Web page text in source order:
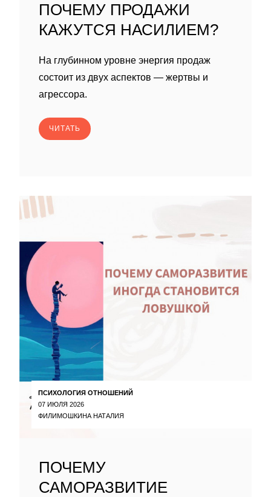
ПОЧЕМУ ПРОДАЖИ
КАЖУТСЯ НАСИЛИЕМ?
На глубинном уровне энергия продаж
состоит из двух аспектов — жертвы и
агрессора.
ЧИТАТЬ
ПСИХОЛОГИЯ ОТНОШЕНИЙ
07 ИЮЛЯ 2026
ФИЛИМОШКИНА НАТАЛИЯ
ПОЧЕМУ
САМОРАЗВИТИЕ